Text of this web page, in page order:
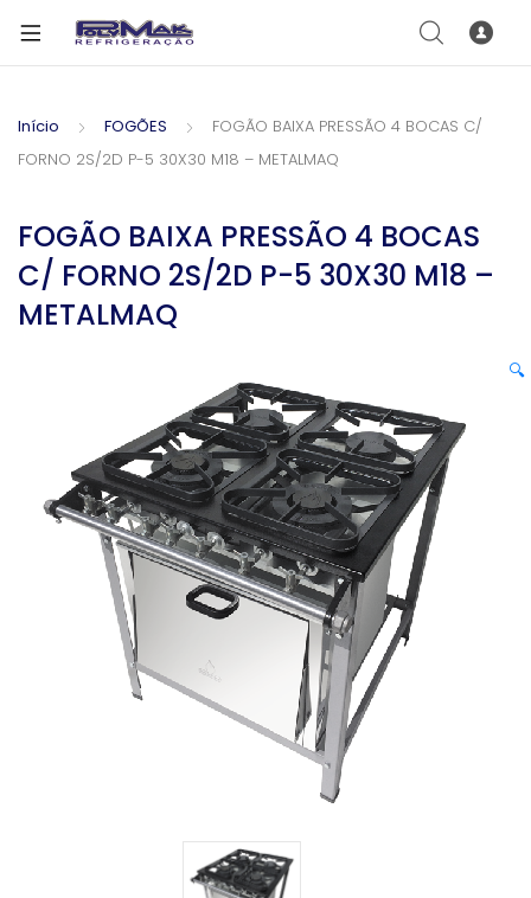
Início FOGÕES
FOGÃO BAIXA PRESSÃO 4 BOCAS C/
FORNO 2S/2D P-5 30X30 M18 – METALMAQ
FOGÃO BAIXA PRESSÃO 4 BOCAS
C/ FORNO 2S/2D P-5 30X30 M18 –
METALMAQ
🔍